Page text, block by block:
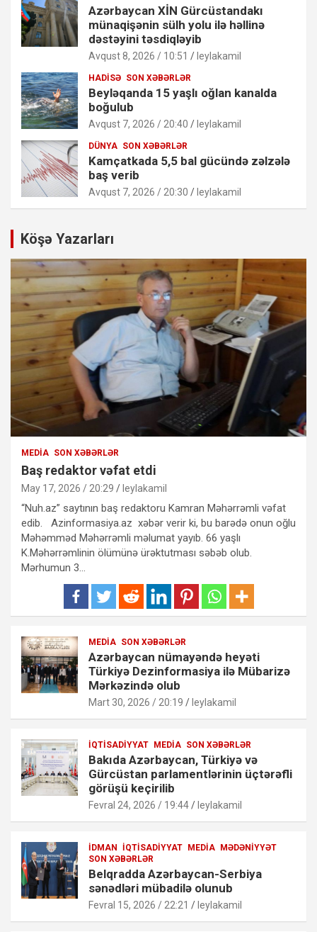
Azərbaycan XİN Gürcüstandakı
münaqişənin sülh yolu ilə həllinə
dəstəyini təsdiqləyib
Avqust 8, 2026 / 10:51 leylakamil
HADISƏ SON XƏBƏRLƏR
Beyləqanda 15 yaşlı oğlan kanalda
boğulub
Avqust 7, 2026 / 20:40 leylakamil
DÜNYA SON XƏBƏRLƏR
Kamçatkada 5,5 bal gücündə zəlzələ
baş verib
Avqust 7, 2026 / 20:30 leylakamil
Köşə Yazarları
MEDIA SON XƏBƏRLƏR
Baş redaktor vəfat etdi
May 17, 2026 / 20:29 leylakamil
“Nuh.az” saytının baş redaktoru Kamran Məhərrəmli vəfat
edib. Azinformasiya.az xəbər verir ki, bu barədə onun oğlu
Məhəmməd Məhərrəmli məlumat yayıb. 66 yaşlı
K.Məhərrəmlinin ölümünə ürəktutması səbəb olub.
Mərhumun 3…
MEDIA SON XƏBƏRLƏR
Azərbaycan nümayəndə heyəti
Türkiyə Dezinformasiya ilə Mübarizə
Mərkəzində olub
Mart 30, 2026 / 20:19 leylakamil
İQTISADIYYAT MEDIA SON XƏBƏRLƏR
Bakıda Azərbaycan, Türkiyə və
Gürcüstan parlamentlərinin üçtərəfli
görüşü keçirilib
Fevral 24, 2026 / 19:44 leylakamil
İDMAN İQTISADIYYAT MEDIA MƏDƏNIYYƏT
SON XƏBƏRLƏR
Belqradda Azərbaycan-Serbiya
sənədləri mübadilə olunub
Fevral 15, 2026 / 22:21 leylakamil